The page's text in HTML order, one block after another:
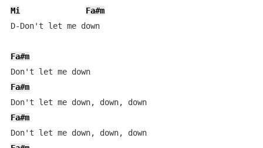
Mi
Fa#m
D-Don't let me down
Fa#m
Don't let me down
Fa#m
Don't let me down, down, down
Fa#m
Don't let me down, down, down